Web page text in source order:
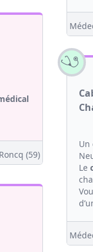
Roncq (59)
Un
Le